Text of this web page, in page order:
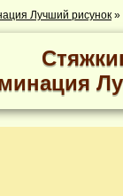
Лучший рисунок »